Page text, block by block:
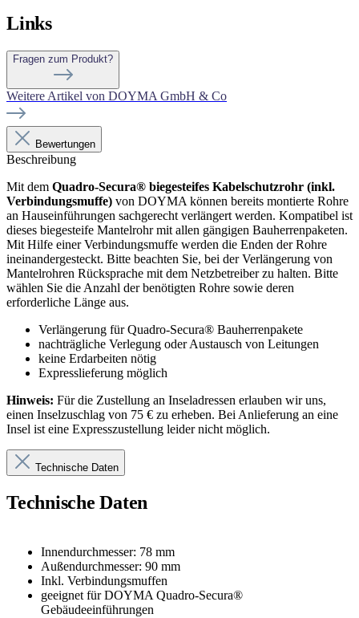
Links
Fragen zum Produkt?
Weitere Artikel von DOYMA GmbH & Co
Bewertungen
Beschreibung
Mit dem Quadro-Secura® biegesteifes Kabelschutzrohr (inkl.
Verbindungsmuffe) von DOYMA können bereits montierte Rohre
an Hauseinführungen sachgerecht verlängert werden. Kompatibel ist
dieses biegesteife Mantelrohr mit allen gängigen Bauherrenpaketen.
Mit Hilfe einer Verbindungsmuffe werden die Enden der Rohre
ineinandergesteckt. Bitte beachten Sie, bei der Verlängerung von
Mantelrohren Rücksprache mit dem Netzbetreiber zu halten. Bitte
wählen Sie die Anzahl der benötigten Rohre sowie deren
erforderliche Länge aus.
Verlängerung für Quadro-Secura® Bauherrenpakete
nachträgliche Verlegung oder Austausch von Leitungen
keine Erdarbeiten nötig
Expresslieferung möglich
Hinweis: Für die Zustellung an Inseladressen erlauben wir uns,
einen Inselzuschlag von 75 € zu erheben. Bei Anlieferung an eine
Insel ist eine Expresszustellung leider nicht möglich.
Technische Daten
Technische Daten
Innendurchmesser: 78 mm
Außendurchmesser: 90 mm
Inkl. Verbindungsmuffen
geeignet für DOYMA Quadro-Secura®
Gebäudeeinführungen